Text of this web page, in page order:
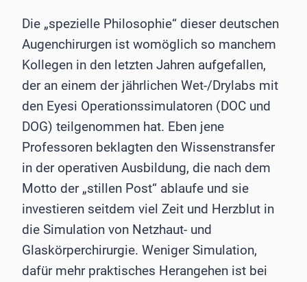
Die „spezielle Philosophie“ dieser deutschen
Augenchirurgen ist womöglich so manchem
Kollegen in den letzten Jahren aufgefallen,
der an einem der jährlichen Wet-/Drylabs mit
den Eyesi Operationssimulatoren (DOC und
DOG) teilgenommen hat. Eben jene
Professoren beklagten den Wissenstransfer
in der operativen Ausbildung, die nach dem
Motto der „stillen Post“ ablaufe und sie
investieren seitdem viel Zeit und Herzblut in
die Simulation von Netzhaut- und
Glaskörperchirurgie. Weniger Simulation,
dafür mehr praktisches Herangehen ist bei